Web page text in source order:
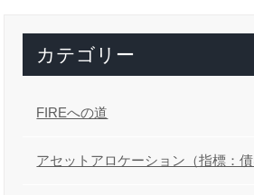
カテゴリー
FIREへの道
アセットアロケーション（指標：債